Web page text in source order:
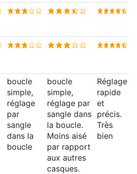
boucle
simple,
réglage
par
sangle
dans la
boucle
boucle
simple,
réglage par
sangle dans
la boucle.
Moins aisé
par rapport
aux autres
casques.
Réglage
rapide
et
précis.
Très
bien